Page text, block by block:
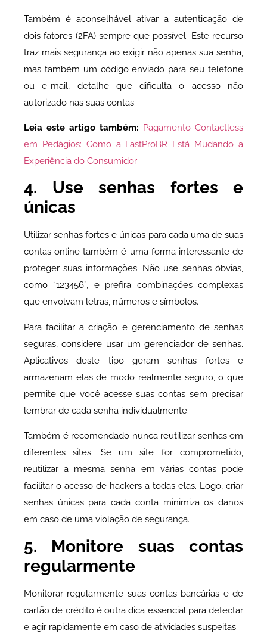
Também é aconselhável ativar a autenticação de
dois fatores (2FA) sempre que possível. Este recurso
traz mais segurança ao exigir não apenas sua senha,
mas também um código enviado para seu telefone
ou e-mail, detalhe que dificulta o acesso não
autorizado nas suas contas.
Leia este artigo também: Pagamento Contactless
em Pedágios: Como a FastProBR Está Mudando a
Experiência do Consumidor
4. Use senhas fortes e
únicas
Utilizar senhas fortes e únicas para cada uma de suas
contas online também é uma forma interessante de
proteger suas informações. Não use senhas óbvias,
como “123456”, e prefira combinações complexas
que envolvam letras, números e símbolos.
Para facilitar a criação e gerenciamento de senhas
seguras, considere usar um gerenciador de senhas.
Aplicativos deste tipo geram senhas fortes e
armazenam elas de modo realmente seguro, o que
permite que você acesse suas contas sem precisar
lembrar de cada senha individualmente.
Também é recomendado nunca reutilizar senhas em
diferentes sites. Se um site for comprometido,
reutilizar a mesma senha em várias contas pode
facilitar o acesso de hackers a todas elas. Logo, criar
senhas únicas para cada conta minimiza os danos
em caso de uma violação de segurança.
5. Monitore suas contas
regularmente
Monitorar regularmente suas contas bancárias e de
cartão de crédito é outra dica essencial para detectar
e agir rapidamente em caso de atividades suspeitas.